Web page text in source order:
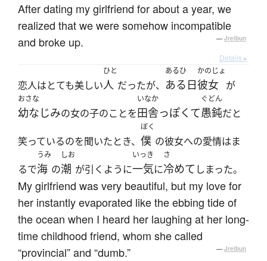
After dating my girlfriend for about a year, we
realized that we were somehow incompatible
and broke up.
— Jreibun
Details ▸
恋人はとても美しい
ひと
人 だったが、
あるひ
ある日
かのじょ
彼女 が
おさな
幼なじみの女の子のことを
いなか
田舎っぽくて
ぐどん
愚鈍だと
笑っているのを聞いたとき、
ぼく
僕 の彼女への愛情はま
るで
うみ
海 の
しお
潮 が引くように
いっき
一気に
さ
冷めて しまった。
My girlfriend was very beautiful, but my love for
her instantly evaporated like the ebbing tide of
the ocean when I heard her laughing at her long-
time childhood friend, whom she called
“provincial” and “dumb.”
— Jreibun